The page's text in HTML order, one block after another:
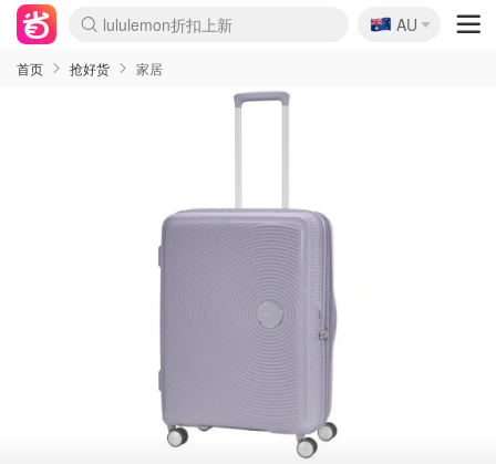
lululemon折扣上新
SSENSE年中3折
FreshBeauty好价汇总
Cettire降价+叠9折
WWS Coles超市实拍
viagogo二手票捡漏
Myer超级周末1折
The Outnet奢牌1折起
David Jones 3折起
Flannels大牌1折
Perfumes Club护肤1折
AMIRO返校季6.2折
Amazon折扣汇总
eToro入金$200送$50
Amazon数码好物
ICONIC本周7.5折
ThedoubleF高奢地板价
Moose Knuckles 6折
丝芙兰5折起
EUFY官网3.7折起
Selenichast首饰2折
Trip机票酒店促销
YSL送5件彩妆礼
Amazon家居好物
Amazon美妆护肤
雅漾大喷$8
过敏原检测盒$33
伊索独家赠50ml沐浴露
科颜氏清仓3折
SEALIFE海洋馆门票6折
丝塔芙大白罐$16
订阅Newsletter送香薰
Cult Beauty 6.8折
Harrods圣诞日历2.3折
LN-CC奢牌私促3折
d'Alba空姐喷雾$16
EVE LOM套装逆天2折
Bernardelli独家4折
Adore Beauty 6折起
CT圣诞日历
Mytheresa奢品2.7折
Luxury Escapes 9折
Currentbody美容仪9折
MOON Garden Live
Roborock扫地机3.7折
Tingo Life水杯$24
Valentino官网5折
CR洗发护发6.3折
修丽可套装7.4折
Myer彩妆2件7折
GANNI官网4.5折
Stylevana韩妆4折
Tessabit高奢8.5折
OGX洗护4折
Amazon阿德莱德次日达
卡诗8.5折+赠礼
Philips Hue灯具8折
🇦🇺
AU
首页 抢好货 家居